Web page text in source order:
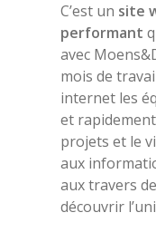
C’est un site
performant
avec
mois de
internet les
et
projets et le
aux
aux travers
découvrir